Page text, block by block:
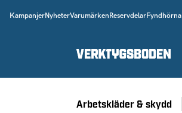
KampanjerNyheterVarumärken ReservdelarFyndhörna
Arbetskläder & skydd